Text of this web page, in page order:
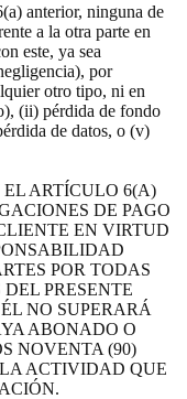
anterior, ninguna de
a la otra parte en
este, ya sea
por
otro tipo, ni en
(ii) pérdida de fondo
de datos, o (v)
EL ARTÍCULO 6(A)
DE PAGO
EN VIRTUD
POR TODAS
PRESENTE
NO SUPERARÁ
ABONADO O
NOVENTA (90)
ACTIVIDAD QUE